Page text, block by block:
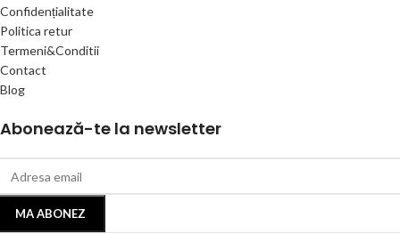
Confidențialitate
Politica retur
Termeni&Conditii
Contact
Blog
Abonează-te la newsletter